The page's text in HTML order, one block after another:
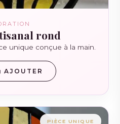
rond
unique conçue à la main.
AJOUTER
PIÈCE UNIQUE